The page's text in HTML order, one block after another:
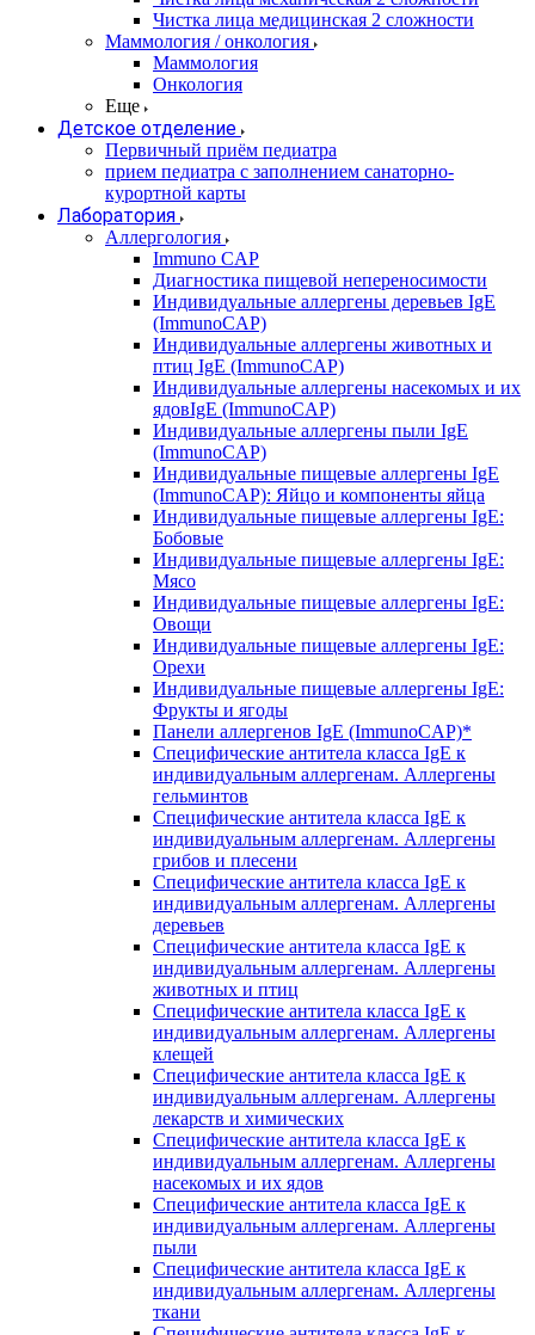
Чистка лица медицинская 2 сложности
Маммология / онкология
Маммология
Онкология
Еще
Детское отделение
Первичный приём педиатра
прием педиатра с заполнением санаторно-
курортной карты
Лаборатория
Аллергология
Immuno CAP
Диагностика пищевой непереносимости
Индивидуальные аллергены деревьев IgE
(ImmunoCAP)
Индивидуальные аллергены животных и
птиц IgE (ImmunoCAP)
Индивидуальные аллергены насекомых и их
ядовIgE (ImmunoCAP)
Индивидуальные аллергены пыли IgE
(ImmunoCAP)
Индивидуальные пищевые аллергены IgE
(ImmunoCAP): Яйцо и компоненты яйца
Индивидуальные пищевые аллергены IgE:
Бобовые
Индивидуальные пищевые аллергены IgE:
Мясо
Индивидуальные пищевые аллергены IgE:
Овощи
Индивидуальные пищевые аллергены IgE:
Орехи
Индивидуальные пищевые аллергены IgE:
Фрукты и ягоды
Панели аллергенов IgE (ImmunoCAP)*
Специфические антитела класса IgE к
индивидуальным аллергенам. Аллергены
гельминтов
Специфические антитела класса IgE к
индивидуальным аллергенам. Аллергены
грибов и плесени
Специфические антитела класса IgE к
индивидуальным аллергенам. Аллергены
деревьев
Специфические антитела класса IgE к
индивидуальным аллергенам. Аллергены
животных и птиц
Специфические антитела класса IgE к
индивидуальным аллергенам. Аллергены
клещей
Специфические антитела класса IgE к
индивидуальным аллергенам. Аллергены
лекарств и химических
Специфические антитела класса IgE к
индивидуальным аллергенам. Аллергены
насекомых и их ядов
Специфические антитела класса IgE к
индивидуальным аллергенам. Аллергены
пыли
Специфические антитела класса IgE к
индивидуальным аллергенам. Аллергены
ткани